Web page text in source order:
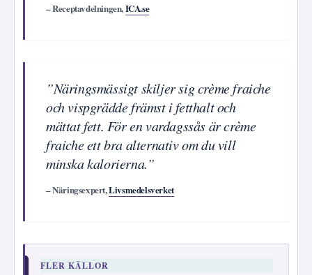
– Receptavdelningen,ICA.se
”Näringsmässigt skiljer sig crème fraiche
och vispgrädde främst i fetthalt och
mättat fett. För en vardagssås är crème
fraiche ett bra alternativ om du vill
minska kalorierna.”
– Näringsexpert,Livsmedelsverket
FLER KÄLLOR